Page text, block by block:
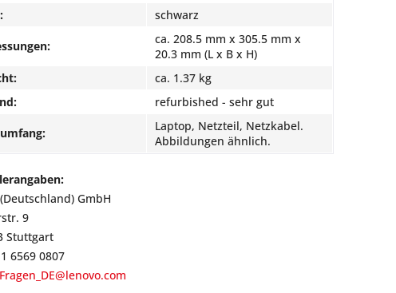
schwarz
ca. 208.5 mm x 305.5 mm x
20.3 mm (L x B x H)
ca. 1.37 kg
refurbished - sehr gut
Laptop, Netzteil, Netzkabel.
Abbildungen ähnlich.
GmbH
9
Stuttgart
6569 0807
Fragen_DE@lenovo.com